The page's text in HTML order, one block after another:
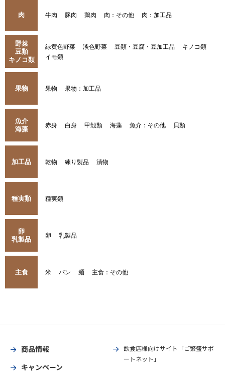
肉 牛肉 豚肉 鶏肉 肉：その他 肉：加工品
野菜
豆類
キノコ類
緑黄色野菜 淡色野菜 豆類・豆腐・豆加工品
キノコ類
イモ類
果物 果物 果物：加工品
魚介
海藻
赤身 白身 甲殻類 海藻 魚介：その他 貝類
加工品 乾物 練り製品 漬物
種実類 種実類
卵
乳製品
卵 乳製品
主食 米 パン 麺 主食：その他
商品情報
キャンペーン
飲食店様向けサイト「ご繁盛サポ
ートネット」